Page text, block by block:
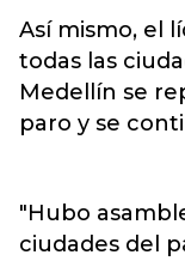
Así mismo, el
todas las
Medellín se
paro y se
"Hubo
ciudades del